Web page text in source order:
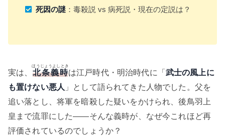
死因の謎：毒殺説 vs 病死説・現在の定説は？
実は、 北条義時
ほうじょうよしとき
は江戸時代・明治時代に「 武士の風上に
も置けない悪人 」として語られてきた人物でした。父を
追い落とし、将軍を暗殺した疑いをかけられ、後鳥羽上
皇まで流罪にした——そんな義時が、なぜ今これほど再
評価されているのでしょうか？